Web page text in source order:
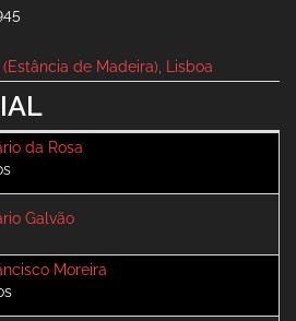
de Madeira), Lisboa
da Rosa
Galvão
Moreira